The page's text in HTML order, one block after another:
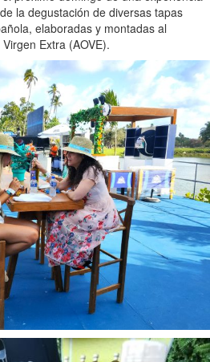
la degustación de diversas tapas
elaboradas y montadas al
Extra (AOVE).